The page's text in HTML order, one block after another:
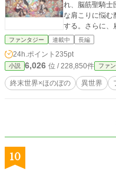
れ、脳筋聖騎士
な肩こりに悩む
する。さらに、
を引き起こす破壊神で……。 聖騎
は、押し寄せる
れるのか!?
ファンタジー 連載中 長編
24h.ポイント 235pt
小説 6,026 位 / 228,850件 ファ
終末世界×ほのぼの 異世界
10